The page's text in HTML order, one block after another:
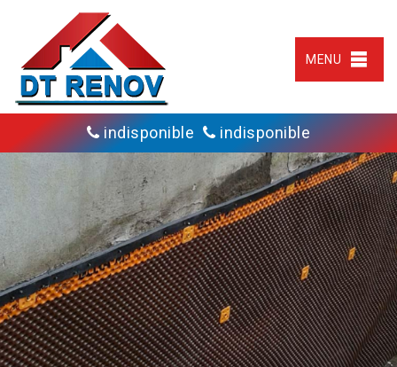
MENU
indisponible indisponible